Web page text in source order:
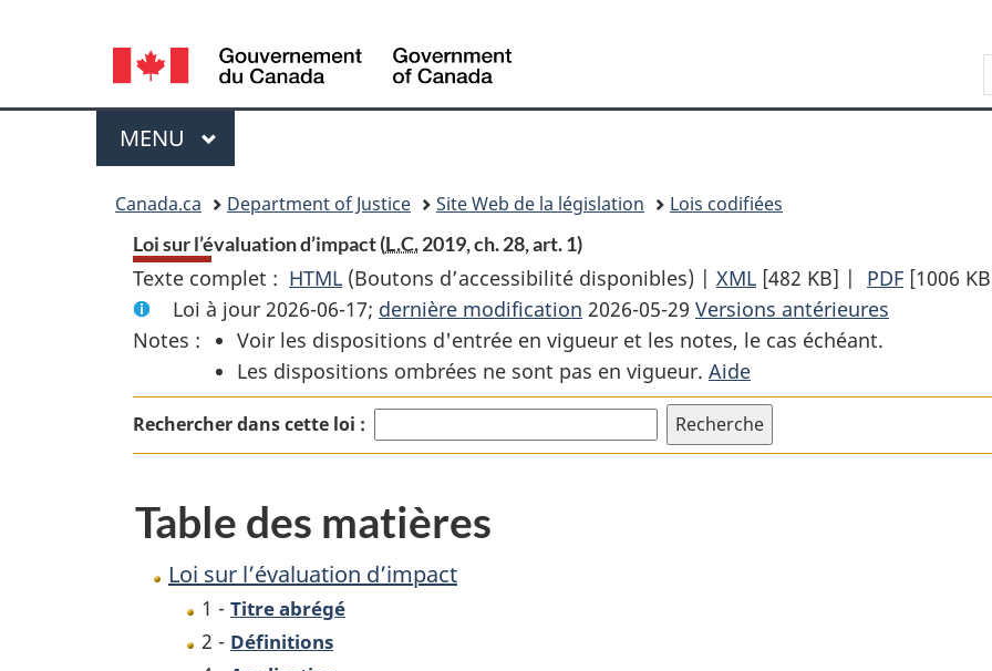
principal
À
site
version
Language
selection
Menu
MENU PRINCIPAL
Canada.ca Department of Justice Site Web de la législation
Lois codifiées
Loi sur l’évaluation d’impact (L.C.2019, ch. 28, art. 1)
Texte complet : HTML Texte
complet
:
Loi
sur
l’évaluation
(Boutons d’accessibilité disponibles) | XML Texte
complet
:
sur
l’évaluation
[482 KB] | PDF Texte
sur
[1006
Loi à jour 2026-06-17; dernière modification 2026-05-29 Versions antérieures
Notes :
Voir les dispositions d'entrée en vigueur et les notes, le cas échéant.
Les dispositions ombrées ne sont pas en vigueur. Aide
Rechercher dans cette loi :
Table des matières
Loi sur l’évaluation d’impact
1 - Titre abrégé
2 - Définitions